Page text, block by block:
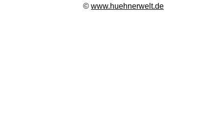
© www.huehnerwelt.de